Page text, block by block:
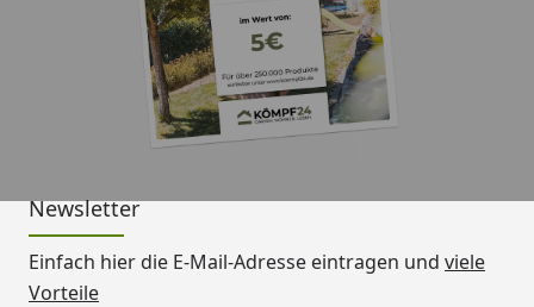
Newsletter
Einfach hier die E-Mail-Adresse eintragen und viele
Vorteile